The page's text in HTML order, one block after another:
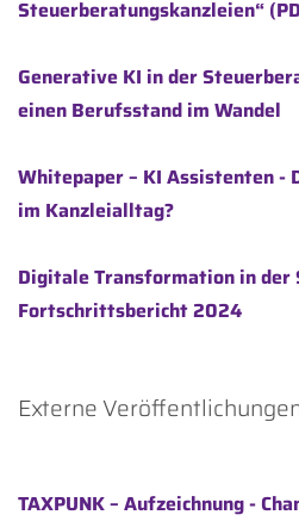
Steuerberatungskanzleien“
Generative KI in der
einen Berufsstand im Wandel
Whitepaper – KI Assistenten -
im Kanzleialltag?
Digitale Transformation in der
Fortschrittsbericht 2024
Externe
TAXPUNK – Aufzeichnung -